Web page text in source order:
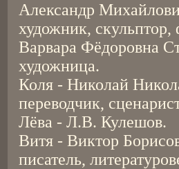
Александр
художник, скульптор,
Варвара Фёдоровна
художница.
Коля - Николай
переводчик,
Лёва - Л.В. Кулешов.
Витя - Виктор
писатель,